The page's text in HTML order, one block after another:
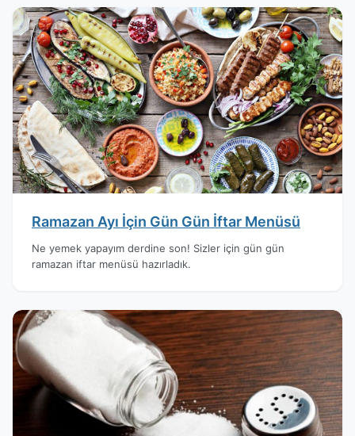
Ramazan Ayı İçin Gün Gün İftar Menüsü
Ne yemek yapayım derdine son! Sizler için gün gün
ramazan iftar menüsü hazırladık.